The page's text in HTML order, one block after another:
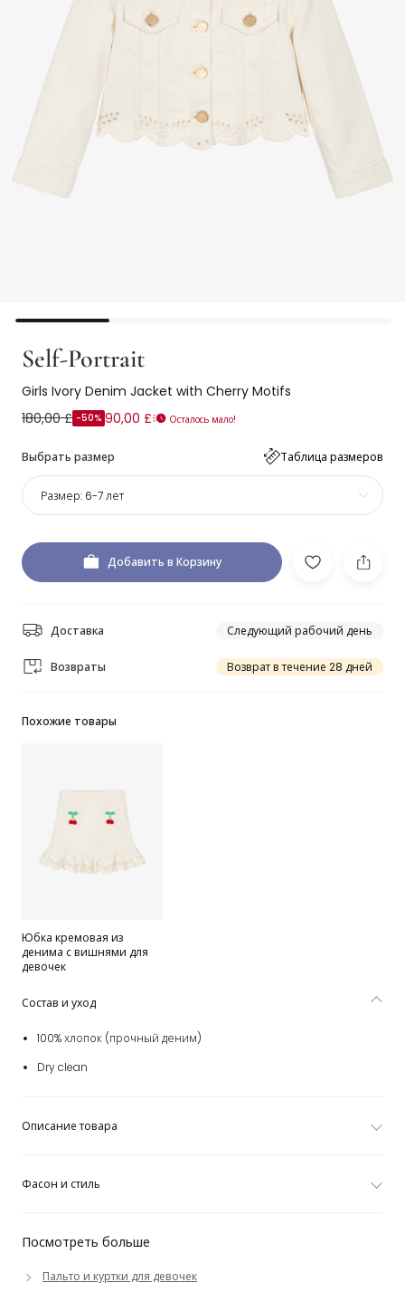
Self-Portrait
Girls Ivory Denim Jacket with Cherry Motifs
180,00 £ -50% 90,00 £ Осталось мало!
Выбрать размер Таблица размеров
Размер: 6-7 лет
Добавить в Корзину
Доставка Следующий рабочий день
Возвраты Возврат в течение 28 дней
Похожие товары
Юбка кремовая из
денима с вишнями для
девочек
Посмотреть больше
Пальто и куртки для девочек
Состав и уход
100% хлопок (прочный деним)
Dry clean
Описание товара
Фасон и стиль